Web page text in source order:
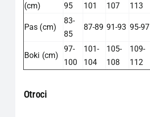
(cm)
95
101
107
113
Pas (cm)
83-
85
87-89 91-93 95-97
Boki (cm)
97-
100
101-
104
105-
108
109-
112
Otroci